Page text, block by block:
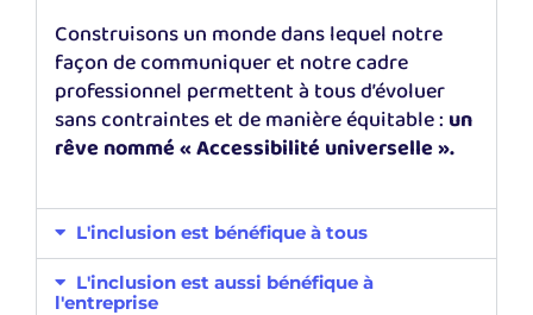
Construisons un monde dans lequel notre
façon de communiquer et notre cadre
professionnel permettent à tous d’évoluer
sans contraintes et de manière équitable : un
rêve nommé « Accessibilité universelle ».
L'inclusion est bénéfique à tous
L'inclusion est aussi bénéfique à
l'entreprise